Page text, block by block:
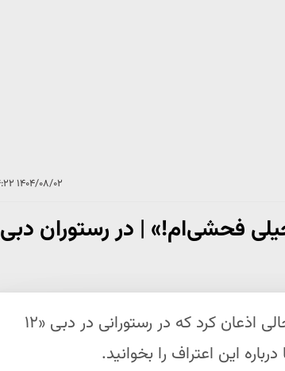
۱۴۰۴/۰۸/۰۲ ۱۱:۱۴:۲۲
فحشی‌ام!» | در رستوران دبی
بازیگر شناخته‌شده فریبا نادری در مصاحبه‌ای جنجالی اذعان کرد که در رستورانی در دبی «۱۲
این اعتراف را بخوانید.